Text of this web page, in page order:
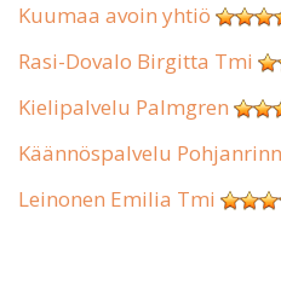
Kuumaa avoin yhtiö
Rasi-Dovalo Birgitta Tmi
Kielipalvelu Palmgren
Käännöspalvelu
Leinonen Emilia Tmi